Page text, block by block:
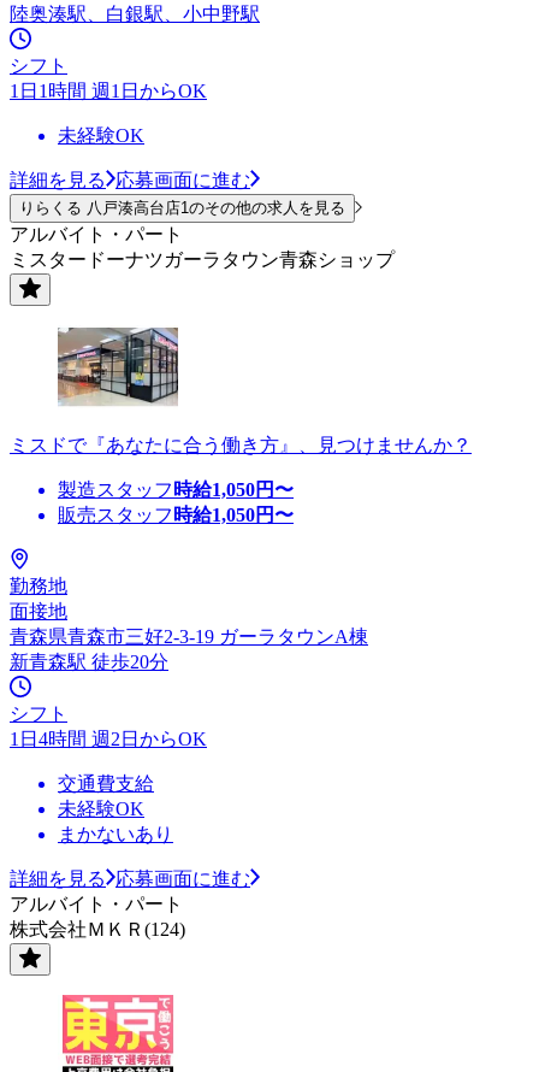
陸奥湊駅、白銀駅、小中野駅
シフト
1日1時間 週1日からOK
未経験OK
詳細を見る 応募画面に進む
りらくる 八戸湊高台店1のその他の求人を見る
アルバイト・パート
ミスタードーナツガーラタウン青森ショップ
ミスドで『あなたに合う働き方』、見つけませんか？
製造スタッフ 時給1,050円〜
販売スタッフ 時給1,050円〜
勤務地
面接地
青森県青森市三好2-3-19 ガーラタウンA棟
新青森駅 徒歩20分
シフト
1日4時間 週2日からOK
交通費支給
未経験OK
まかないあり
詳細を見る
応募画面に進む
アルバイト・パート
株式会社ＭＫＲ(124)